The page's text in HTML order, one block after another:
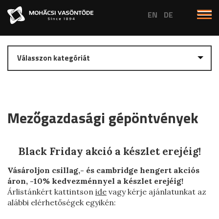
Ipari gépöntvények
Ipari gépöntvény
Csillaghenger
Gyűrűs henger
Cambridge henger
Mezőgazdasági gépöntvények
Black Friday akció a készlet erejéig!
Vásároljon csillag,- és cambridge hengert akciós
áron, -10% kedvezménnyel a készlet erejéig!
Árlistánkért kattintson ide vagy kérje ajánlatunkat az
alábbi elérhetőségek egyikén: